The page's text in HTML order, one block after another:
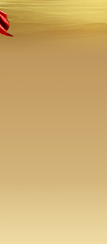
悼念孙中山 [2025/03/13]